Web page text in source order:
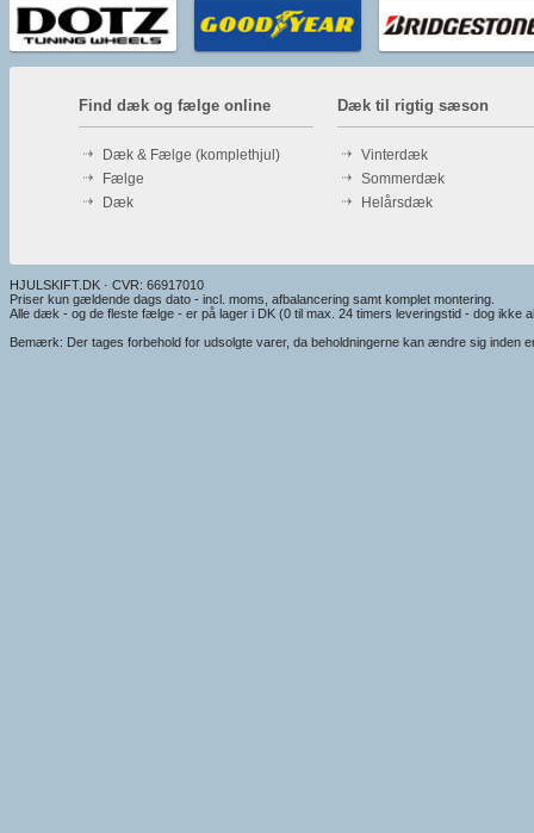
Find dæk og fælge online
Dæk & Fælge (komplethjul)
Fælge
Dæk
Dæk til rigtig sæson
Vinterdæk
Sommerdæk
Helårsdæk
HJULSKIFT.DK · CVR: 66917010
Priser kun gældende dags dato - incl. moms, afbalancering samt komplet montering.
Alle dæk - og de fleste fælge - er på lager i DK (0 til max. 24 timers leveringstid - dog ikke
Bemærk: Der tages forbehold for udsolgte varer, da beholdningerne kan ændre sig inden